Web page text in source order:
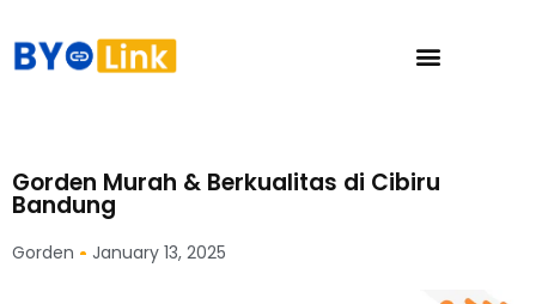
Gorden Murah & Berkualitas di Cibiru
Bandung
Gorden January 13, 2025